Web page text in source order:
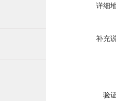
详细
补充
验